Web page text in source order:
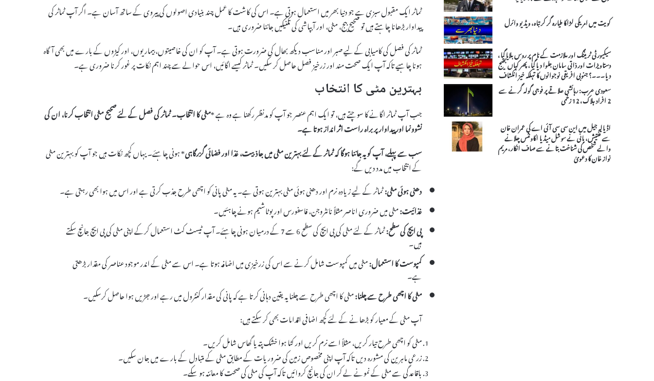
ٹماٹر ایک مقبول سبزی ہے جو دنیا بھر میں استعمال ہوتی ہے۔ اس کی کاشت کا عمل چند بنیادی اصولوں کی پیروی کے ساتھ آسان ہے۔ اگر آپ ٹماٹر کی
پیداوار بڑھانا چاہتے ہیں تو صحیح بیج، مٹی، اور آبپاشی کی تکنیکیں جاننا ضروری ہیں۔
ٹماٹر کی فصل کی کامیابی کے لیے صبر اور مناسب دیکھ بھال کی ضرورت ہوتی ہے۔ آپ کو ان کی خاصیتوں، بیماریوں، اور کیڑوں کے بارے میں بھی آگاہ
ہونا چاہیے تاکہ آپ ایک صحت مند اور زرخیز فصل حاصل کر سکیں۔ ٹماٹر کیسے اگائیں، اس حوالے سے چند اہم نکات پر غور کرنا ضروری ہے۔
بہترین مٹی کا انتخاب
جب آپ ٹماٹر اگانے کا سوچتے ہیں، تو ایک اہم عنصر جو آپ کو مدنظر رکھنا ہے وہ ہے *مٹیکا انتخاب۔ ٹماٹر کی فصل کے لئے صحیح مٹی انتخاب کرنا، ان کی
نشوونما اور پیداوار پر براہ راست اثر انداز ہوتا ہے۔
سب سے پہلے، آپ کو یہ جاننا ہوگا کہ ٹماٹر کے لئے بہترین مٹی میںجاذبیت،غذااورفضائی گزرگاہی* ہونی چاہئے۔ یہاں کچھ نکات ہیں جو آپ کو بہترین مٹی
کے انتخاب میں مدد دیں گے:
دھنی ہوئی مٹی:ٹماٹر کے لیے زیادہ نرم اور دھنی ہوئی مٹی بہترین ہوتی ہے۔ یہ مٹی پانی کو اچھی طرح جذب کرتی ہے اور اس میں ہوا بھی رہتی ہے۔
غذائیت:مٹی میں ضروری اناصر مثلاً نائٹروجن، فاسفورس اور پوٹاشیم ہونے چاہئیں۔
پی ایچ کی سطح:
ٹماٹر کے لئے مٹی کی پی ایچ کی سطح 6 سے 7 کے درمیان ہونی چاہئے۔ آپ ٹیسٹ کٹ استعمال کرکے اپنی مٹی کی پی ایچ جانچ سکتے
ہیں۔
کمپوست کا استعمال:مٹی میں کمپوست شامل کرنے سے اس کی زرخیزی میں اضافہ ہوتا ہے۔ اس سے مٹی کے اندر موجود عناصر کی مقدار بڑھتی
ہے۔
مٹی کا اچھی طرح سے چلنا:مٹی کا اچھی طرح سے چلنا یہ یقین دہانی کرتا ہے کہ پانی کی مقدار کنٹرول میں رہے اور جڑیں ہوا حاصل کرسکیں۔
آپ مٹی کے معیار کو بڑھانے کے لئے کچھ اضافی اقدامات بھی کر سکتے ہیں:
مٹی کو اچھی طرح تیار کریں، مثلاً اسے نرم کریں اور کٹا ہوا خشک پتہ یا گھاس شامل کریں۔
زرعی ماہرین کی مشورہ دیں تاکہ آپ اپنی مخصوص زمین کی ضروریات کے مطابق مٹی کے متبادل کے بارے میں جان سکیں۔
باقاعدگی سے مٹی کے نمونے لے کر ان کی جانچ کروائیں تاکہ آپ کی مٹی کی صحت کا معائنہ ہو سکے۔
کویت میں امریکی لڑاکا طیارہ گر کر تباہ، ویڈیو وائرل
سیکیورٹی ٹریننگ اور ملازمت کے نام پر روس بلایا گیا،
دستاویزات اور ذاتی سامان جلوا دیا گیا، پھر کہاں بھیج
دیا۔۔۔؟ جنوبی افریقی نوجوانوں کا تہلکہ خیز انکشاف
سعودی عرب: رہائشی علاقے پر فوجی گولہ گرنے سے
2 افراد ہلاک، 12 زخمی
اڈیالہ جیل میں این سی سی آئی اے کی عمران خان
سے تفتیش، بانی نے سوشل میڈیا اکاونٹس چلانے
والے شخص کی شناخت بتانے سے صاف انکار، مریم
نواز خان کا دعویٰ